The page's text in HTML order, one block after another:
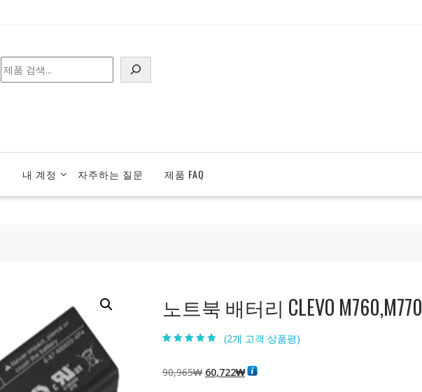
검
색
내 계정 자주하는 질문 제품 FAQ
노트북 배터리 CLEVO M760,M770
5점 만점에점
으로 평가됨
(2개 고객 상품평)
90,965₩ 원
60,722₩현